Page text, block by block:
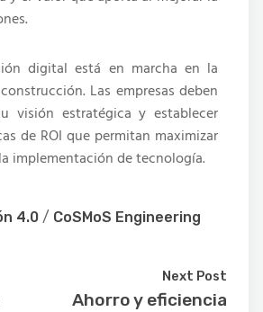
digital está en marcha en la
Las empresas deben
visión estratégica y establecer
de ROI que permitan maximizar
implementación de tecnología.
4.0 / CoSMoS Engineering
Next Post
Ahorro y eficiencia